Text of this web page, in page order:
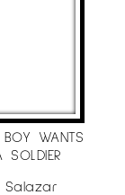
WANTS